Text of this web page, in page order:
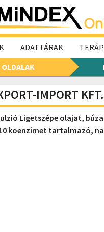
ADATTÁRAK
IMPORT KFT.
Ligetszépe olajat,
koenzimet tartalmazó,